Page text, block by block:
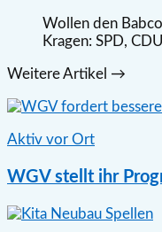
Wollen den
Kragen: SPD,
Weitere Artikel →
Aktiv vor Ort
WGV stellt ihr